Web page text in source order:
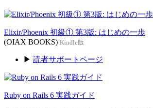
Elixir/Phoenix 初級① 第3版: はじめの一歩
(OIAX BOOKS) Kindle版
▶ 読者サポートページ
Ruby on Rails 6 実践ガイド